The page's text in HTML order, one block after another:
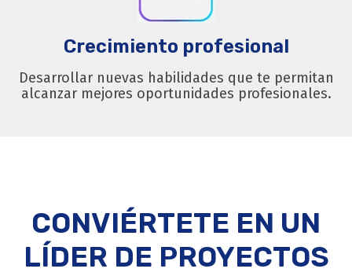
Crecimiento profesional
Desarrollar nuevas habilidades que te permitan
alcanzar mejores oportunidades profesionales.
CONVIÉRTETE EN UN
LÍDER DE PROYECTOS